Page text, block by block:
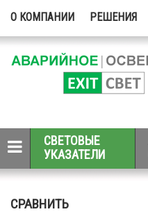
О КОМПАНИИ РЕШЕНИЯ
СВЕТОВЫЕ
УКАЗАТЕЛИ
СРАВНИТЬ